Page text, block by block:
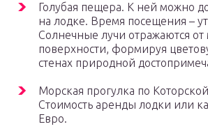
Голубая пещера. К ней можно
на лодке. Время посещения –
Солнечные лучи отражаются от
поверхности, формируя
стенах природной
Морская прогулка по
Стоимость аренды лодки или
Евро.